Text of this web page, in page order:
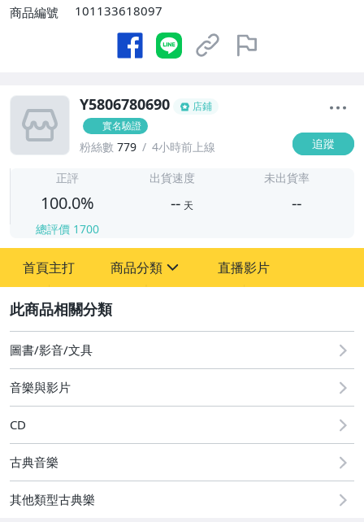
商品編號
101133618097
Y5806780690
店鋪
實名驗證
粉絲數 779 4小時前上線 追蹤
正評
100.0%
總評價 1700
出貨速度
-- 天
未出貨率
--
首頁主打 商品分類
其它
直播影片
圖書/影音/文具
音樂與影片
CD
古典音樂
其他類型古典樂